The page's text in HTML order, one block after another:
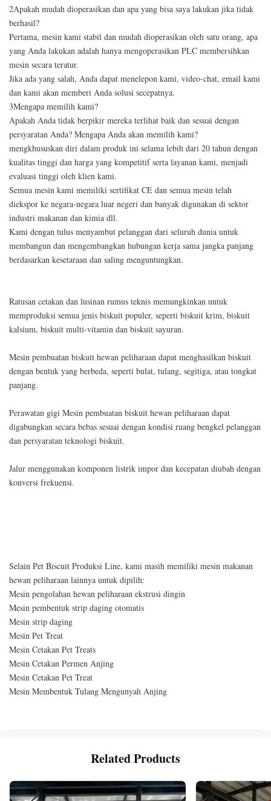
2Apakah mudah dioperasikan dan apa yang bisa saya lakukan jika tidak
berhasil?
Pertama, mesin kami stabil dan mudah dioperasikan oleh satu orang, apa
yang Anda lakukan adalah hanya mengoperasikan PLC membersihkan
mesin secara teratur.
Jika ada yang salah, Anda dapat menelepon kami, video-chat, email kami
dan kami akan memberi Anda solusi secepatnya.
3Mengapa memilih kami?
Apakah Anda tidak berpikir mereka terlihat baik dan sesuai dengan
persyaratan Anda? Mengapa Anda akan memilih kami?
mengkhususkan diri dalam produk ini selama lebih dari 20 tahun dengan
kualitas tinggi dan harga yang kompetitif serta layanan kami, menjadi
evaluasi tinggi oleh klien kami.
Semua mesin kami memiliki sertifikat CE dan semua mesin telah
diekspor ke negara-negara luar negeri dan banyak digunakan di sektor
industri makanan dan kimia dll.
Kami dengan tulus menyambut pelanggan dari seluruh dunia untuk
membangun dan mengembangkan hubungan kerja sama jangka panjang
berdasarkan kesetaraan dan saling menguntungkan.
Ratusan cetakan dan lusinan rumus teknis memungkinkan untuk
memproduksi semua jenis biskuit populer, seperti biskuit krim, biskuit
kalsium, biskuit multi-vitamin dan biskuit sayuran.
Mesin pembuatan biskuit hewan peliharaan dapat menghasilkan biskuit
dengan bentuk yang berbeda, seperti bulat, tulang, segitiga, atau tongkat
panjang.
Perawatan gigi Mesin pembuatan biskuit hewan peliharaan dapat
digabungkan secara bebas sesuai dengan kondisi ruang bengkel pelanggan
dan persyaratan teknologi biskuit.
Jalur menggunakan komponen listrik impor dan kecepatan diubah dengan
konversi frekuensi.
Selain Pet Biscuit Produksi Line, kami masih memiliki mesin makanan
hewan peliharaan lainnya untuk dipilih:
Mesin pengolahan hewan peliharaan ekstrusi dingin
Mesin pembentuk strip daging otomatis
Mesin strip daging
Mesin Pet Treat
Mesin Cetakan Pet Treats
Mesin Cetakan Permen Anjing
Mesin Cetakan Pet Treat
Mesin Membentuk Tulang Mengunyah Anjing
Related Products